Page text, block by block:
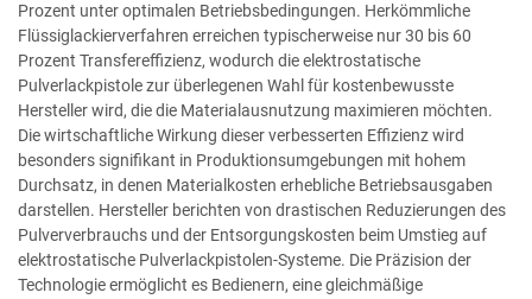
Prozent unter optimalen Betriebsbedingungen. Herkömmliche
Flüssiglackierverfahren erreichen typischerweise nur 30 bis 60
Prozent Transfereffizienz, wodurch die elektrostatische
Pulverlackpistole zur überlegenen Wahl für kostenbewusste
Hersteller wird, die die Materialausnutzung maximieren möchten.
Die wirtschaftliche Wirkung dieser verbesserten Effizienz wird
besonders signifikant in Produktionsumgebungen mit hohem
Durchsatz, in denen Materialkosten erhebliche Betriebsausgaben
darstellen. Hersteller berichten von drastischen Reduzierungen des
Pulververbrauchs und der Entsorgungskosten beim Umstieg auf
elektrostatische Pulverlackpistolen-Systeme. Die Präzision der
Technologie ermöglicht es Bedienern, eine gleichmäßige